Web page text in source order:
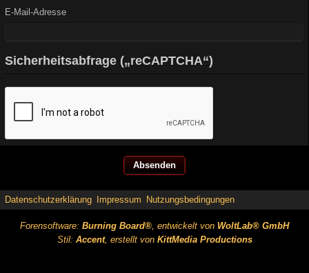
E-Mail-Adresse
Sicherheitsabfrage („reCAPTCHA“)
Datenschutzerklärung Impressum Nutzungsbedingungen
Forensoftware: Burning Board®, entwickelt von WoltLab® GmbH
Stil: Accent, erstellt von KittMedia Productions